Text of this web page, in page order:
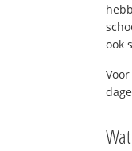
ook
Voor